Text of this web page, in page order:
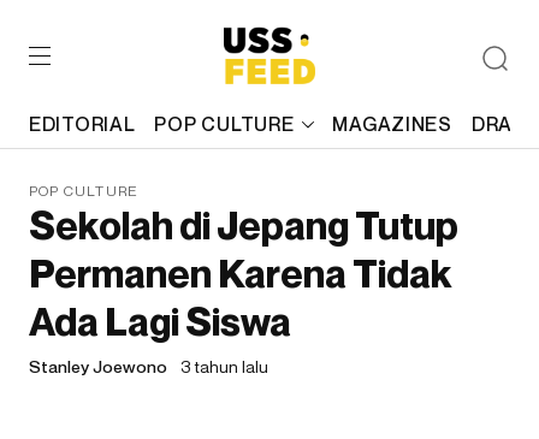
EDITORIAL POP CULTURE MAGAZINES
POP CULTURE
Sekolah di Jepang Tutup
Permanen Karena Tidak
Ada Lagi Siswa
Stanley Joewono 3 tahun lalu